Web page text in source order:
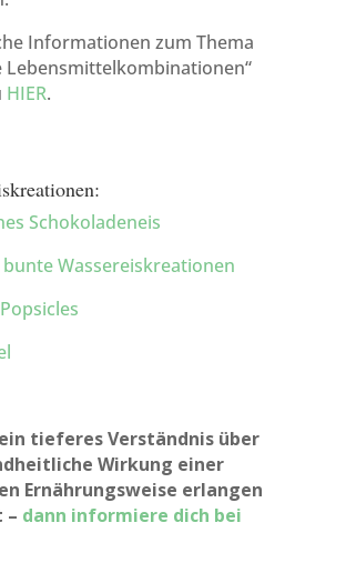
Informationen zum Thema
Lebensmittelkombinationen“
HIER.
Schokoladeneis
bunte Wassereiskreationen
tieferes Verständnis über
Wirkung einer
Ernährungsweise erlangen
– dann informiere dich bei